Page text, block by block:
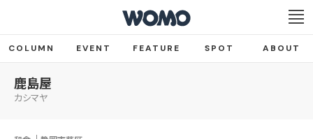
COLUMN EVENT FEATURE SPOT ABOUT
鹿島屋
カシマヤ